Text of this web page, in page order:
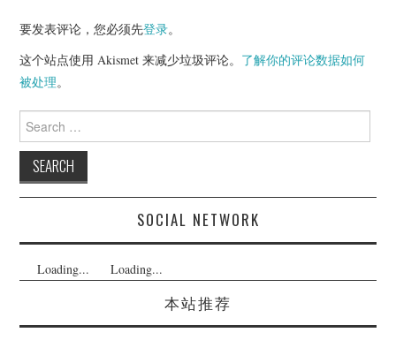
要发表评论，您必须先登录。
这个站点使用 Akismet 来减少垃圾评论。 了解你的评论数据如何
被处理。
Search
for:
SOCIAL NETWORK
Loading... Loading...
本站推荐